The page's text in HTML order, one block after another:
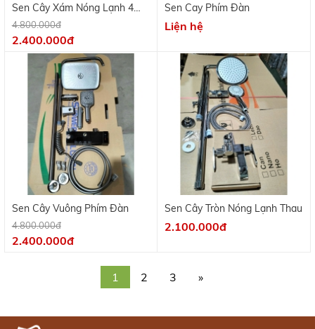
Sen Cây Vuông Phím Đàn
4.800.000đ
2.400.000đ
Sen Cây Tròn Nóng Lạnh Thau
2.100.000đ
1 3 »
ĐĂNG KÝ NHẬN TIN